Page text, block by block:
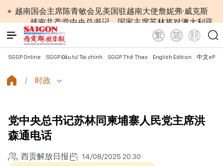
越南国会主席陈青敏会见美国驻越南大使詹妮弗·威克斯
越南共产党中央总书记、国家主席苏林将对澳大利亚
和新西兰进行国事访问
政府总理黎明兴：网络安全必须做到“维护系统”与
“保护人员”紧密结合
党中央总书记、国家主席苏林：越南与马来西亚关系
日益活跃
苏林总书记、国家主席会见东盟国家驻河内使节：共
同建设团结、自强的东盟共同体
越南国会常务委员会会议：提交国会审议通过设立广
宁市和北宁市《决议》
政府总理黎明兴：外交部门为构建有利于发展的对外
SGGP Online SGGP Đầu tư Tài chính SGGP Thể Thao English Edition 中文
时政
党中央总书记苏林同柬埔寨人民党主席洪
森通电话
西贡解放日报 14/08/2025 20:30